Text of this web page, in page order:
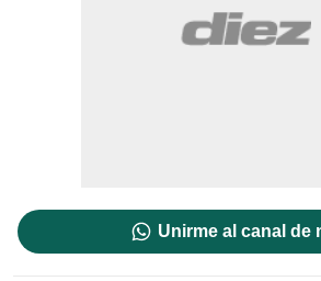
Unirme al canal de